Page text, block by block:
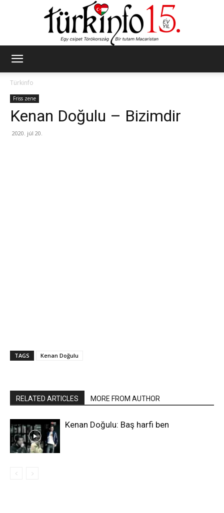
Türkinfo
Friss zene
Kenan Doğulu – Bizimdir
2020. júl 20.
TAGS Kenan Doğulu
RELATED ARTICLES MORE FROM AUTHOR
Kenan Doğulu: Baş harfi ben